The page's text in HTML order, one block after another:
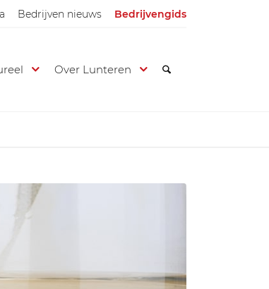
Bedrijven nieuws Bedrijvengids
Over Lunteren